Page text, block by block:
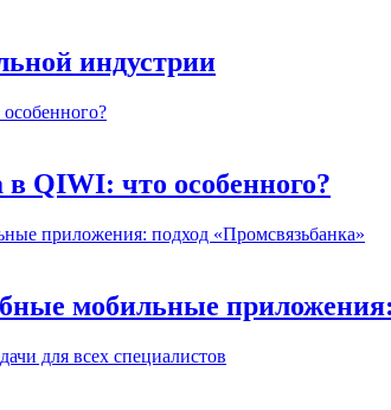
индустрии
в QIWI: что особенного?
мобильные